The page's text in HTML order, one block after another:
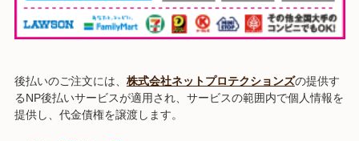
後払いのご注文には、 株式会社ネットプロテクションズの提供す
るNP後払いサービスが適用され、サービスの範囲内で個人情報を
提供し、代金債権を譲渡します。